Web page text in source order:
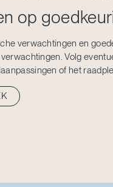
op
verwachtingen en
Volg
of het